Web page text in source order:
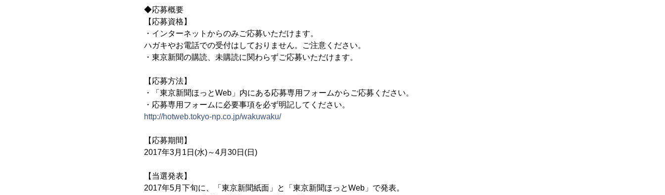
◆応募概要
【応募資格】
・インターネットからのみご応募いただけます。
ハガキやお電話での受付はしておりません。ご注意ください。
・東京新聞の購読、未購読に関わらずご応募いただけます。
【応募方法】
・「東京新聞ほっとWeb」内にある応募専用フォームからご応募ください。
・応募専用フォームに必要事項を必ず明記してください。
http://hotweb.tokyo-np.co.jp/wakuwaku/
【応募期間】
2017年3月1日(水)～4月30日(日)
【当選発表】
2017年5月下旬に、「東京新聞紙面」と「東京新聞ほっとWeb」で発表。